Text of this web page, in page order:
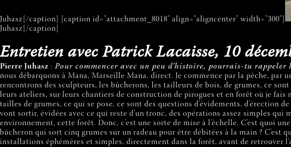
Juhasz[/caption] [caption id="attachment_8018" align="aligncenter" width="300"]
Juhasz[/caption]
Entretien avec Patrick Lacaisse, 10
Pierre Juhasz : Pour commencer avec un peu d’histoire, pourrais-tu
nous débarquons à Mana, Marseille Mana, direct. Je commence par la pêche, par
rencontrons des sculpteurs, les bûcherons, les tailleurs de bois, de grumes, ce
leurs ateliers, sur leurs chantiers de construction de pirogues et en forêt où je fais
tailles de grumes, ce qui se pose, ce sont des questions d’évidements, d’érection
vont sortir, évidées avec ce qui reste d’un tronc, des opérations assez simples
environnement, cette forêt. Donc, c’est une sorte de mise à l’échelle. C’est quoi
bûcheron qui sort cinq grumes sur un radeau pour être débitées à la main ? C’est
installations éphémères et simples, directement dans la forêt, avant de retrouver